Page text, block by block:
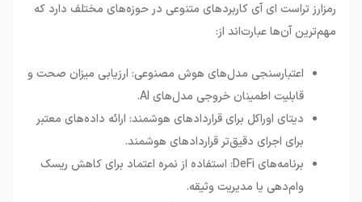
رمزارز تراست ای آی کاربردهای متنوعی در حوزه‌های مختلف دارد که
مهم‌ترین آن‌ها عبارت‌اند از:
اعتبارسنجی مدل‌های هوش مصنوعی: ارزیابی میزان صحت و
قابلیت اطمینان خروجی مدل‌های AI.
دیتای اوراکل برای قراردادهای هوشمند: ارائه داده‌های معتبر
برای اجرای دقیق‌تر قراردادهای هوشمند.
برنامه‌های DeFi: استفاده از نمره اعتماد برای کاهش ریسک
وام‌دهی یا مدیریت وثیقه.